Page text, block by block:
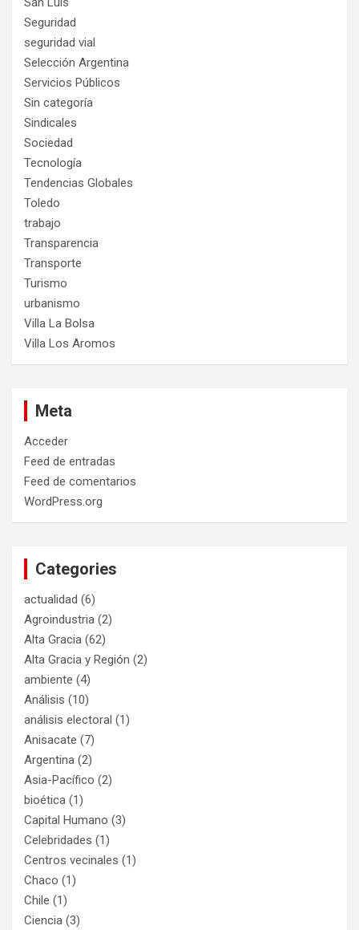
Seguridad
seguridad vial
Selección Argentina
Servicios Públicos
Sin categoría
Sindicales
Sociedad
Tecnología
Tendencias Globales
Toledo
trabajo
Transparencia
Transporte
Turismo
urbanismo
Villa La Bolsa
Villa Los Aromos
Meta
Acceder
Feed de entradas
Feed de comentarios
WordPress.org
Categories
actualidad (6)
Agroindustria (2)
Alta Gracia (62)
Alta Gracia y Región (2)
ambiente (4)
Análisis (10)
análisis electoral (1)
Anisacate (7)
Argentina (2)
Asia-Pacífico (2)
bioética (1)
Capital Humano (3)
Celebridades (1)
Centros vecinales (1)
Chaco (1)
Chile (1)
Ciencia (3)